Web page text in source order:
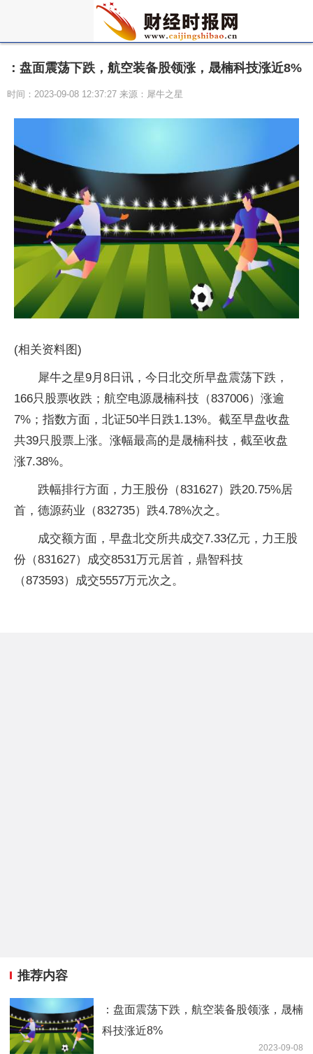
：盘面震荡下跌，航空装备股领涨，晟楠科技涨近8%
时间：2023-09-08 12:37:27 来源：犀牛之星
(相关资料图)
犀牛之星9月8日讯，今日北交所早盘震荡下跌，
166只股票收跌；航空电源晟楠科技（837006）涨逾
7%；指数方面，北证50半日跌1.13%。截至早盘收盘
共39只股票上涨。涨幅最高的是晟楠科技，截至收盘
涨7.38%。
跌幅排行方面，力王股份（831627）跌20.75%居
首，德源药业（832735）跌4.78%次之。
成交额方面，早盘北交所共成交7.33亿元，力王股
份（831627）成交8531万元居首，鼎智科技
（873593）成交5557万元次之。
推荐内容
：盘面震荡下跌，航空装备股领涨，晟楠
科技涨近8%
2023-09-08